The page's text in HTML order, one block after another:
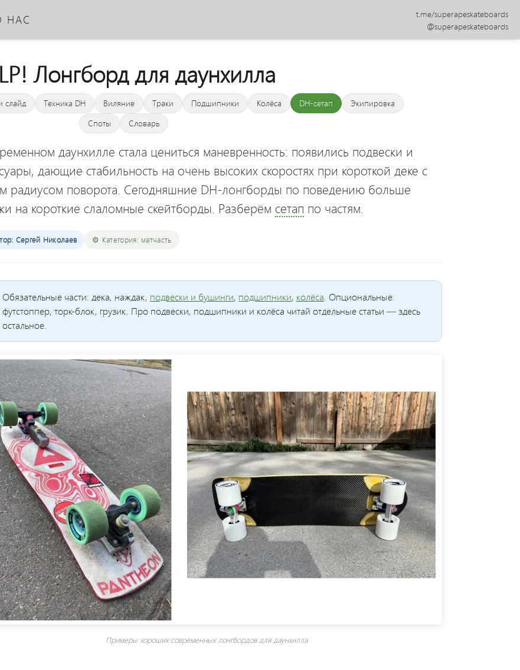
НАС
t.me/superapeskateboards
@superapeskateboards
Лонгборд для даунхилла
слайд Техника DH Виляние Траки Подшипники Колёса DH-сетап
Экипировка
Споты
Словарь
даунхилле стала цениться маневренность: появились подвески и
дающие стабильность на очень высоких скоростях при короткой деке с
радиусом поворота. Сегодняшние DH-лонгборды по поведению больше
на короткие слаломные скейтборды. Разберём сетап по частям.
Сергей Николаев ⚙️ Категория: матчасть
Обязательные части: дека, наждак, подвески и бушинги, подшипники, колёса . Опциональные:
футстоппер, торк-блок, грузик. Про подвески, подшипники и колёса читай отдельные статьи — здесь
остальное.
Примеры хороших современных лонгбордов для даунхилла